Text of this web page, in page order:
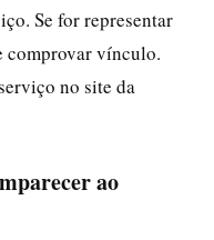
Se for representar
comprovar vínculo.
no site da
ao